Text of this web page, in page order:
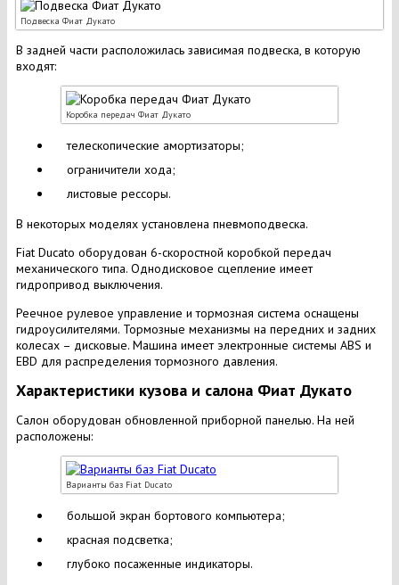
Подвеска Фиат Дукато
В задней части расположилась зависимая подвеска, в которую
входят:
Коробка передач Фиат Дукато
телескопические амортизаторы;
ограничители хода;
листовые рессоры.
В некоторых моделях установлена пневмоподвеска.
Fiat Ducato оборудован 6-скоростной коробкой передач
механического типа. Однодисковое сцепление имеет
гидропривод выключения.
Реечное рулевое управление и тормозная система оснащены
гидроусилителями. Тормозные механизмы на передних и задних
колесах – дисковые. Машина имеет электронные системы ABS и
EBD для распределения тормозного давления.
Характеристики кузова и салона Фиат Дукато
Салон оборудован обновленной приборной панелью. На ней
расположены:
Варианты баз Fiat Ducato
большой экран бортового компьютера;
красная подсветка;
глубоко посаженные индикаторы.